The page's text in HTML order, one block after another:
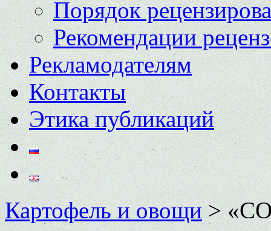
Порядок
Рекомендации
Рекламодателям
Контакты
Этика публикаций
Картофель и овощи>